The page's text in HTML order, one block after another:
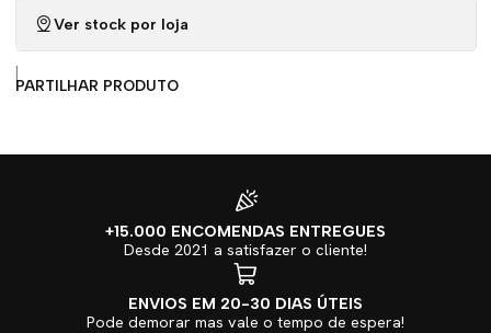
Ver stock por loja
|
PARTILHAR PRODUTO
+15.000 ENCOMENDAS ENTREGUES
Desde 2021 a satisfazer o cliente!
ENVIOS EM 20-30 DIAS ÚTEIS
Pode demorar mas vale o tempo de espera!